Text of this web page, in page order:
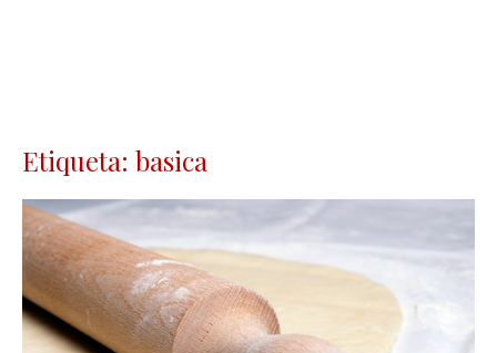
Etiqueta: basica